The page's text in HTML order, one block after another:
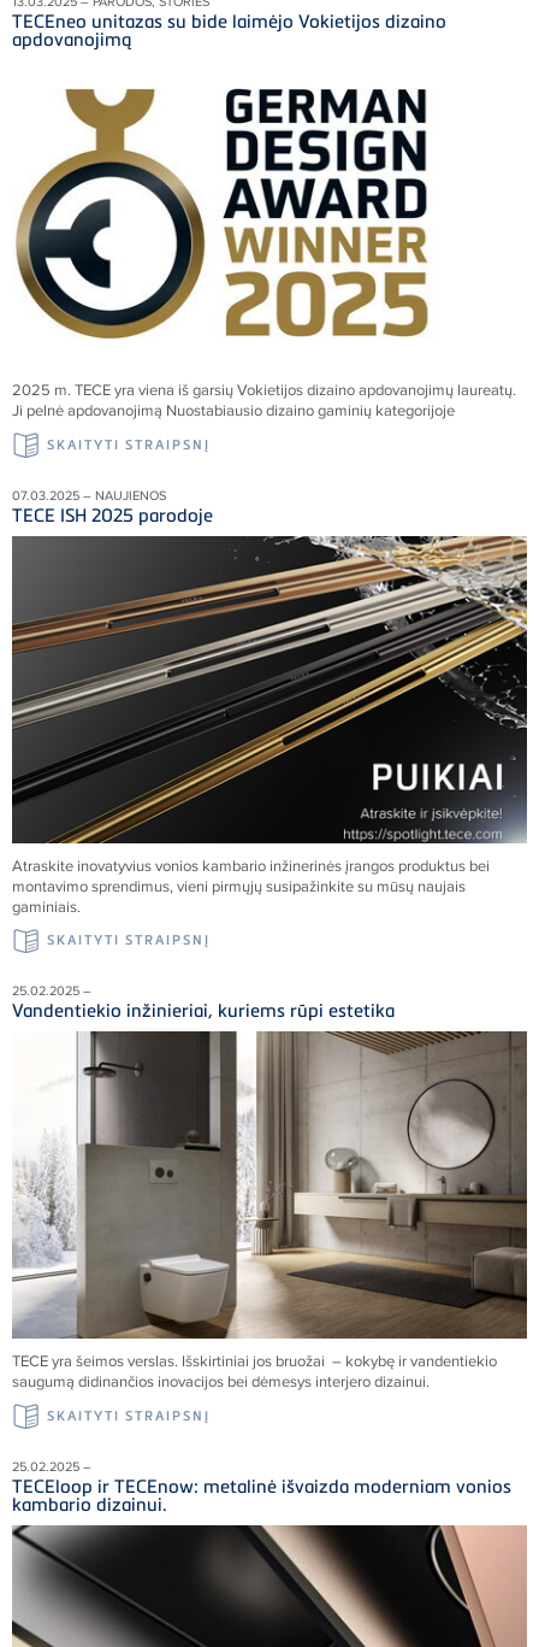
TECEneo unitazas su bide laimėjo Vokietijos dizaino
apdovanojimą
2025 m. TECE yra viena iš garsių Vokietijos dizaino apdovanojimų laureatų.
Ji pelnė apdovanojimą Nuostabiausio dizaino gaminių kategorijoje
SKAITYTI STRAIPSNĮ
07.03.2025 – NAUJIENOS
TECE ISH 2025 parodoje
Atraskite inovatyvius vonios kambario inžinerinės įrangos produktus bei
montavimo sprendimus, vieni pirmųjų susipažinkite su mūsų naujais
gaminiais.
SKAITYTI STRAIPSNĮ
25.02.2025 –
Vandentiekio inžinieriai, kuriems rūpi estetika
TECE yra šeimos verslas. Išskirtiniai jos bruožai – kokybę ir vandentiekio
saugumą didinančios inovacijos bei dėmesys interjero dizainui.
SKAITYTI STRAIPSNĮ
25.02.2025 –
TECEloop ir TECEnow: metalinė išvaizda moderniam vonios
kambario dizainui.